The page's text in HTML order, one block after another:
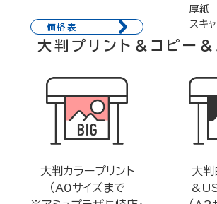
価格表
厚紙
スキ
大判プリント＆コピー＆
大判カラープリント
（A0サイズまで
大判